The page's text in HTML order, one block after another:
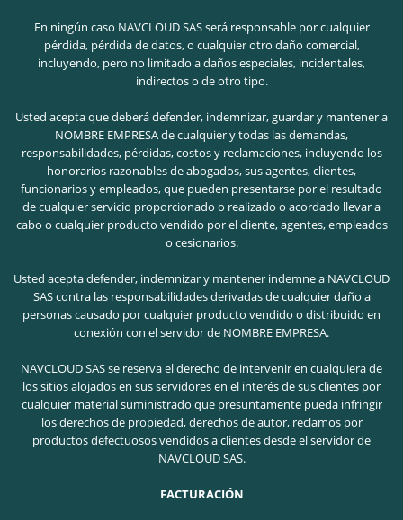
En ningún caso NAVCLOUD SAS será responsable por cualquier
pérdida, pérdida de datos, o cualquier otro daño comercial,
incluyendo, pero no limitado a daños especiales, incidentales,
indirectos o de otro tipo.
Usted acepta que deberá defender, indemnizar, guardar y mantener a
NOMBRE EMPRESA de cualquier y todas las demandas,
responsabilidades, pérdidas, costos y reclamaciones, incluyendo los
honorarios razonables de abogados, sus agentes, clientes,
funcionarios y empleados, que pueden presentarse por el resultado
de cualquier servicio proporcionado o realizado o acordado llevar a
cabo o cualquier producto vendido por el cliente, agentes, empleados
o cesionarios.
Usted acepta defender, indemnizar y mantener indemne a NAVCLOUD
SAS contra las responsabilidades derivadas de cualquier daño a
personas causado por cualquier producto vendido o distribuido en
conexión con el servidor de NOMBRE EMPRESA.
NAVCLOUD SAS se reserva el derecho de intervenir en cualquiera de
los sitios alojados en sus servidores en el interés de sus clientes por
cualquier material suministrado que presuntamente pueda infringir
los derechos de propiedad, derechos de autor, reclamos por
productos defectuosos vendidos a clientes desde el servidor de
NAVCLOUD SAS.
FACTURACIÓN